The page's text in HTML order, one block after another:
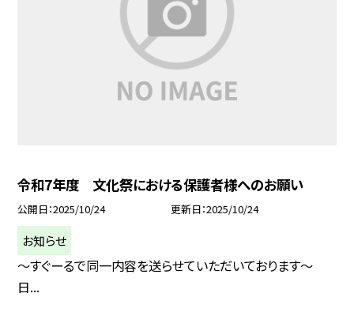
令和7年度 文化祭における保護者様へのお願い
公開日 2025/10/24 更新日 2025/10/24
お知らせ
～すぐーるで同一内容を送らせていただいております～
日...